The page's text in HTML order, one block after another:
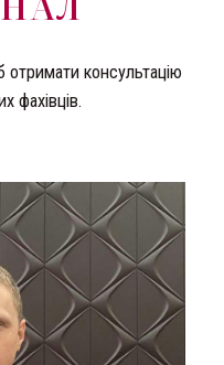
отримати консультацію
фахівців.